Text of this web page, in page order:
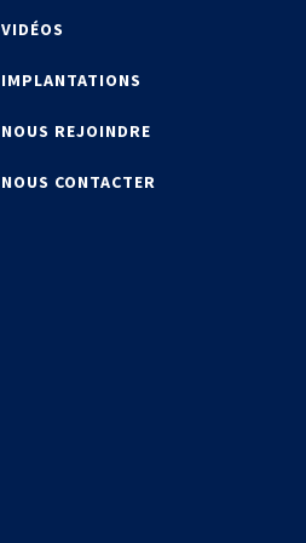
VIDÉOS
IMPLANTATIONS
NOUS REJOINDRE
NOUS CONTACTER